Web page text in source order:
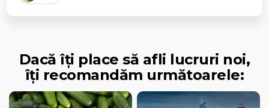
Dacă îți place să afli lucruri noi,
îți recomandăm următoarele: